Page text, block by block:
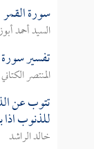
سورة القمر
السيد أحمد
تفسير سورة
المنتصر الكتاني
تتوب عن
للذنوب
خالد الراشد